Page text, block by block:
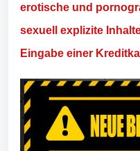
erotische und
sexuell explizite
Eingabe einer